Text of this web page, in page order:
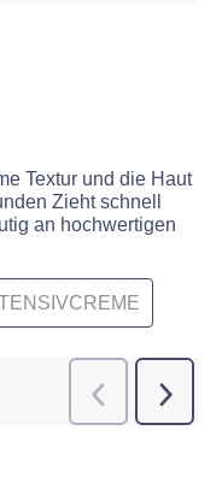
Textur und die Haut
Zieht schnell
an hochwertigen
Zurück
Weiter